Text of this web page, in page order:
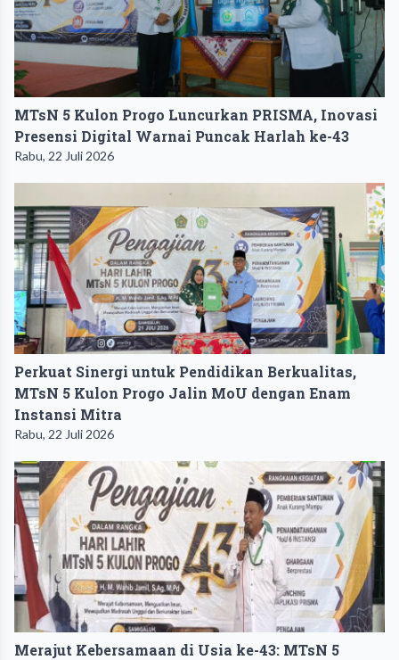
MTsN 5 Kulon Progo Luncurkan PRISMA, Inovasi
Presensi Digital Warnai Puncak Harlah ke-43
Rabu, 22 Juli 2026
Perkuat Sinergi untuk Pendidikan Berkualitas,
MTsN 5 Kulon Progo Jalin MoU dengan Enam
Instansi Mitra
Rabu, 22 Juli 2026
Merajut Kebersamaan di Usia ke-43: MTsN 5